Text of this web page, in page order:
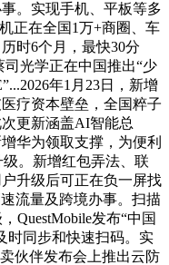
。实现手机、平板等多
正在全国1万+商圈、车
时6个月，最快30分
司光学正在中国推出“少
年1月23日，新增
疗资本壁垒，全国粹子
更新涵盖AI智能总
华为领取支撑，为便利
。新增红包弄法、联
升级后可正在负一屏找
流量及跨境办事。扫描
QuestMobile发布“中国
时同步和快速扫码。实
伙伴发布会上推出云防